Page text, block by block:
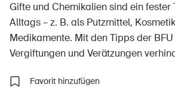
In der Kindheit
Im Alter
Gifte und Chemikalien sind ein fester
Alltags – z. B. als Putzmittel,
Medikamente. Mit den Tipps der
Vergiftungen und Verätzungen
Favorit hinzufügen